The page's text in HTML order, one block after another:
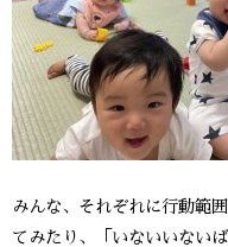
みんな、それぞれに行動範
てみたり、「いないいない